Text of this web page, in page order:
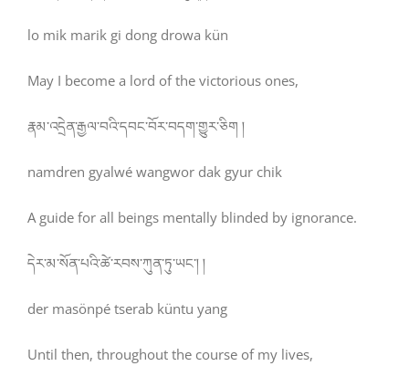
lo mik marik gi dong drowa kün
May I become a lord of the victorious ones,
རྣམ་འདྲེན་རྒྱལ་བའི་དབང་བོར་བདག་གྱུར་ཅིག །
namdren gyalwé wangwor dak gyur chik
A guide for all beings mentally blinded by ignorance.
དེར་མ་སོན་པའི་ཚེ་རབས་ཀུན་ཏུ་ཡང་། །
der masönpé tserab küntu yang
Until then, throughout the course of my lives,